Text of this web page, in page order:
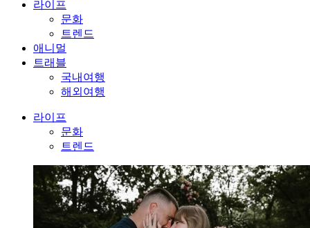
라이프
문화
트렌드
애니멀
트래블
국내여행
해외여행
라이프
문화
트렌드